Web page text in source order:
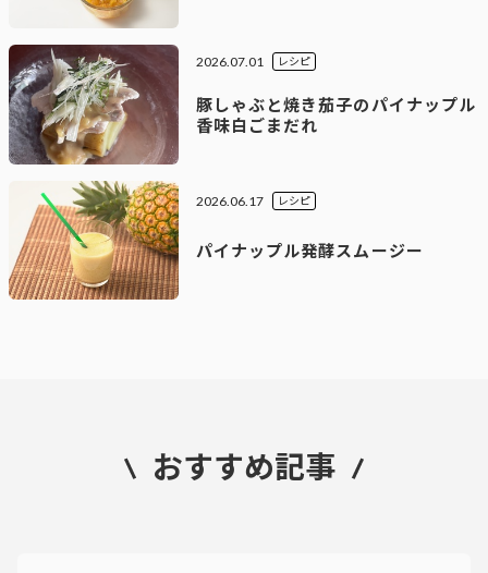
2026.07.01
豚しゃぶと焼き茄子のパイナップル
香味白ごまだれ
レシピ
2026.06.17
パイナップル発酵スムージー
レシピ
おすすめ記事